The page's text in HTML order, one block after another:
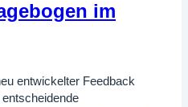
im
entwickelter Feedback